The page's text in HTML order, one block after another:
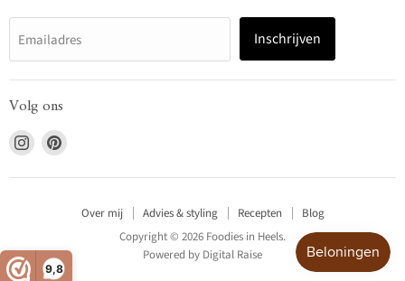
9,8
Emailadres Inschrijven
Volg ons
Vind
ons
op
Vind
op
Over mij Advies & styling Recepten
Blog
Copyright © 2026 Foodies in Heels.
Powered by Digital Raise